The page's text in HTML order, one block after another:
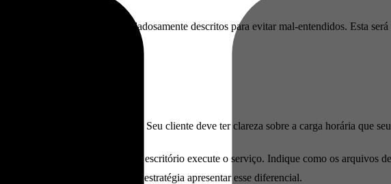
regulares devem ser cuidadosamente descritos para evitar mal-entendidos. Esta
é a apresentação de prazos. Seu cliente deve ter clareza sobre a carga horária que
necessários para que o seu escritório execute o serviço. Indique como os arquivos
o da SIEG, é uma excelente estratégia apresentar esse diferencial.